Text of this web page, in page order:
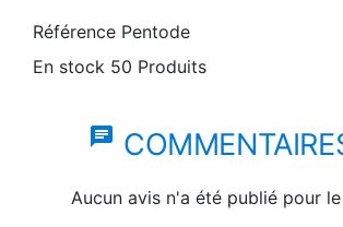
Référence Pentode
En stock 50 Produits
chat
Aucun avis n'a été publié pour